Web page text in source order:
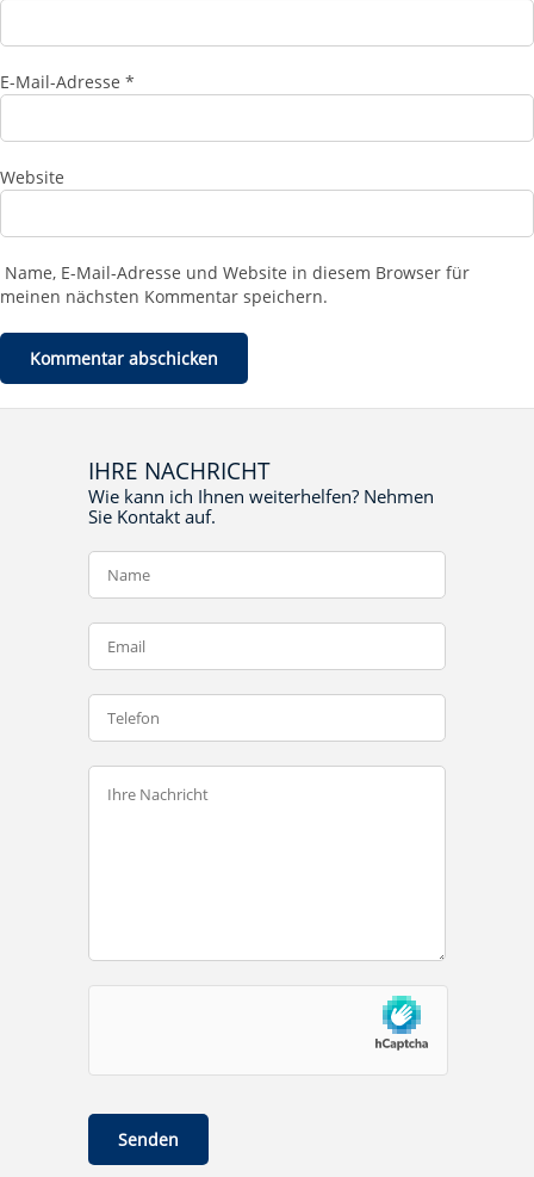
E-Mail-Adresse *
Website
Name, E-Mail-Adresse und Website in diesem Browser für
meinen nächsten Kommentar speichern.
IHRE NACHRICHT
Wie kann ich Ihnen weiterhelfen? Nehmen
Sie Kontakt auf.